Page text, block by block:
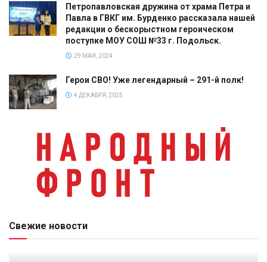
Петропавловская дружина от храма Петра и
Павла в ГВКГ им. Бурденко рассказала нашей
редакции о бескорыстном героическом
поступке МОУ СОШ №33 г. Подольск.
29 МАЯ, 2024
Герои СВО! Уже легендарный – 291-й полк!
4 ДЕКАБРЯ, 2025
Свежие новости